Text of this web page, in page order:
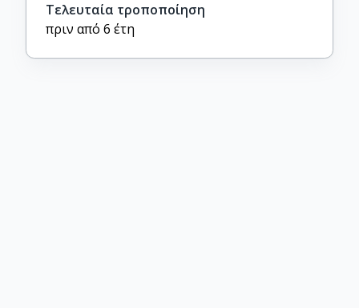
Τελευταία τροποποίηση
πριν από 6 έτη